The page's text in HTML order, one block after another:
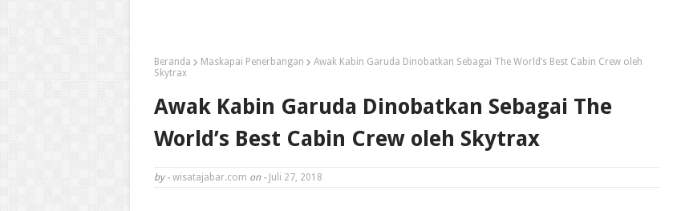
Beranda Maskapai Penerbangan
Awak Kabin Garuda Dinobatkan Sebagai The World’s Best Cabin Crew oleh
Skytrax
Awak Kabin Garuda Dinobatkan Sebagai The
World’s Best Cabin Crew oleh Skytrax
by - wisatajabar.com on - Juli 27, 2018